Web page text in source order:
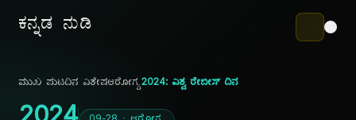
ಕನ್ನಡ ನುಡಿ
ಮುಖ ಪುಟದಿನ ವಿಶೇಷಆರೋಗ್ಯ2024: ವಿಶ್ವ ರೇಬೀಸ್ ದಿನ